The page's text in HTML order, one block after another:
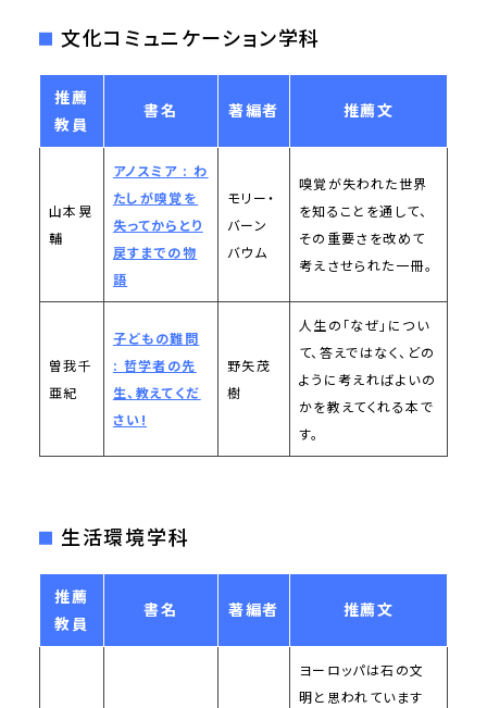
文化コミュニケーション学科
推薦
教員
書名 著編者 推薦文
山本晃
輔
アノスミア : わ
たしが嗅覚を
失ってからとり
戻すまでの物
語
モリー・
バーン
バウム
嗅覚が失われた世界
を知ることを通して、
その重要さを改めて
考えさせられた一冊。
曽我千
亜紀
子どもの難問
: 哲学者の先
生、教えてくだ
さい!
野矢茂
樹
人生の「なぜ」につい
て、答えではなく、どの
ように考えればよいの
かを教えてくれる本で
す。
生活環境学科
推薦
教員
書名 著編者 推薦文
ヨーロッパは石の文
明と思われています